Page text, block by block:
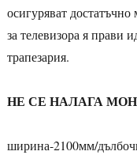
осигуряват
за телевизора я прави
трапезария.
НЕ СЕ НАЛАГА
ширина-2100мм/